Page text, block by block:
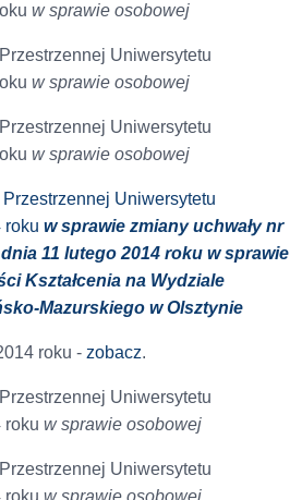
w sprawie osobowej
Uniwersytetu
w sprawie osobowej
Uniwersytetu
w sprawie osobowej
Uniwersytetu
roku w sprawie zmiany uchwały nr
11 lutego 2014 roku w sprawie
Kształcenia na Wydziale
Mazurskiego w Olsztynie
roku -zobacz.
Uniwersytetu
roku w sprawie osobowej
Uniwersytetu